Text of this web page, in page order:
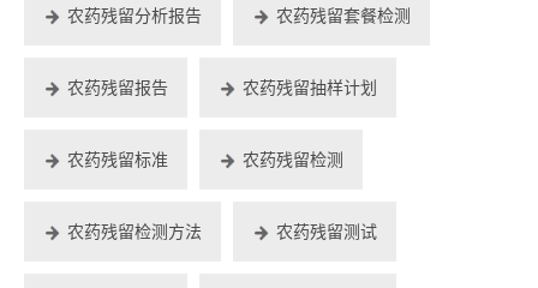
农药残留分析报告 农药残留套餐检测
农药残留报告 农药残留抽样计划
农药残留标准 农药残留检测
农药残留检测方法 农药残留测试